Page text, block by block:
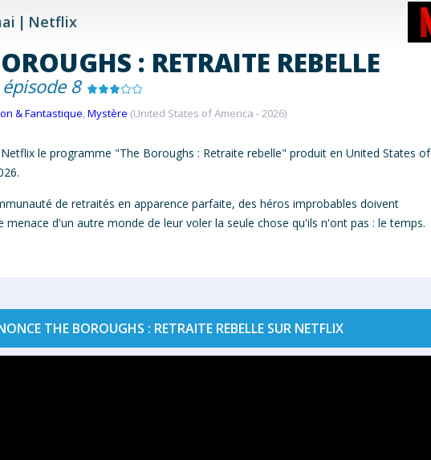
Netflix
: RETRAITE REBELLE
8
& Fantastique,Mystère (United States of America - 2026)
le programme "The Boroughs : Retraite rebelle" produit en United States of
de retraités en apparence parfaite, des héros improbables doivent
menace d'un autre monde de leur voler la seule chose qu'ils n'ont pas : le temps.
THE BOROUGHS : RETRAITE REBELLE SUR NETFLIX